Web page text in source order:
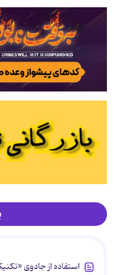
استفاده از جادوی